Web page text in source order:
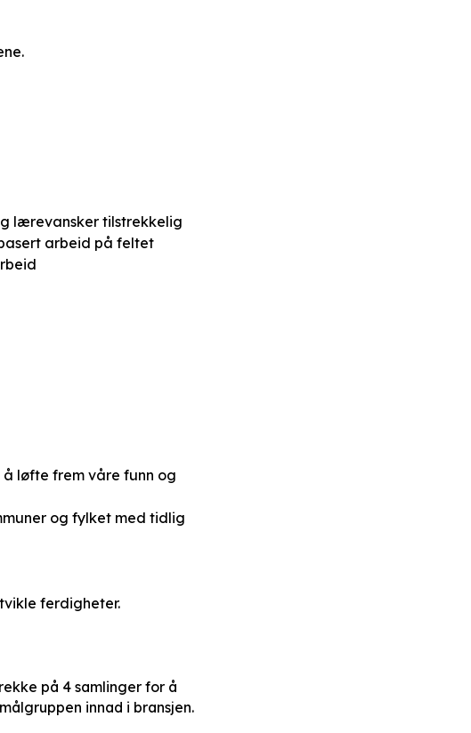
lærevansker tilstrekkelig
arbeid på feltet
løfte frem våre funn og
og fylket med tidlig
ferdigheter.
på 4 samlinger for å
innad i bransjen.